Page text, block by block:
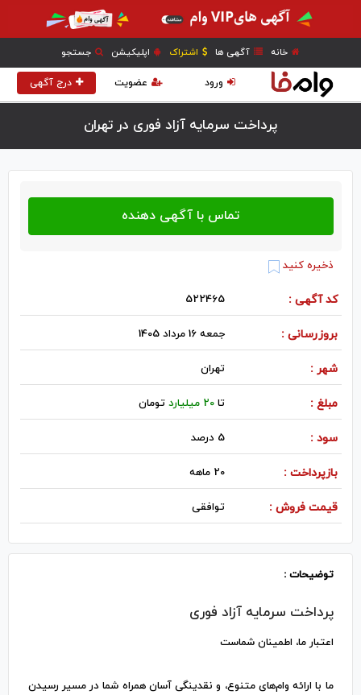
خانه آگهی ها اشتراک اپلیکیشن جستجو
درج آگهی عضویت ورود
پرداخت سرمایه آزاد فوری در تهران
ذخیره کنید
کد آگهی : 522465
بروزرسانی : جمعه 16 مرداد 1405
شهر : تهران
مبلغ : تا20 میلیارد تومان
سود : 5 درصد
بازپرداخت : 20 ماهه
قیمت فروش : توافقی
توضیحات :
پرداخت سرمایه آزاد فوری
اعتبار ما، اطمینان شماست
ما با ارائه وام‌های متنوع، و نقدینگی آسان همراه شما در مسیر رسیدن